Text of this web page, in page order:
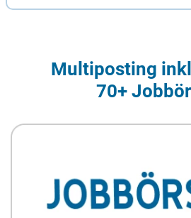
Multiposting
70+